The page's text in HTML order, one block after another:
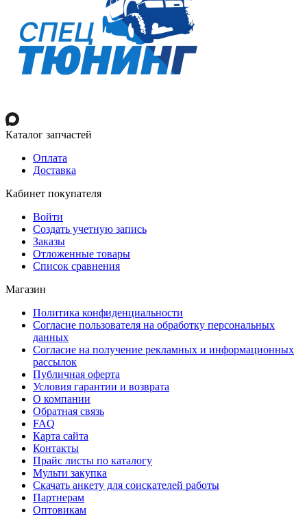
Каталог запчастей
Оплата
Доставка
Кабинет покупателя
Войти
Создать учетную запись
Заказы
Отложенные товары
Список сравнения
Магазин
Политика конфиденциальности
Согласие пользователя на обработку персональных
данных
Согласие на получение рекламных и информационных
рассылок
Публичная оферта
Условия гарантии и возврата
О компании
Обратная связь
FAQ
Карта сайта
Контакты
Прайс листы по каталогу
Мульти закупка
Скачать анкету для соискателей работы
Партнерам
Оптовикам